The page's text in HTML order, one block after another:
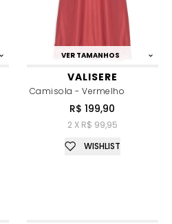
VER TAMANHOS
VALISERE
Camisola - Vermelho
R$ 199,90
2 X R$ 99,95
WISHLIST